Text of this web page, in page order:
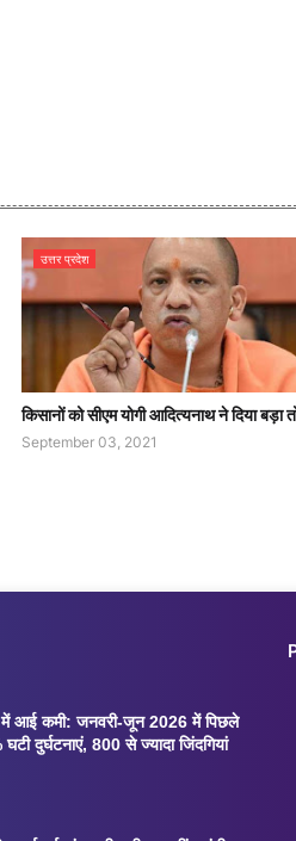
उत्तर प्रदेश
किसानों को सीएम योगी आदित्यनाथ ने दिया बड़ा
September 03, 2021
में आई कमी: जनवरी-जून 2026 में पिछले
दुर्घटनाएं, 800 से ज्यादा जिंदगियां